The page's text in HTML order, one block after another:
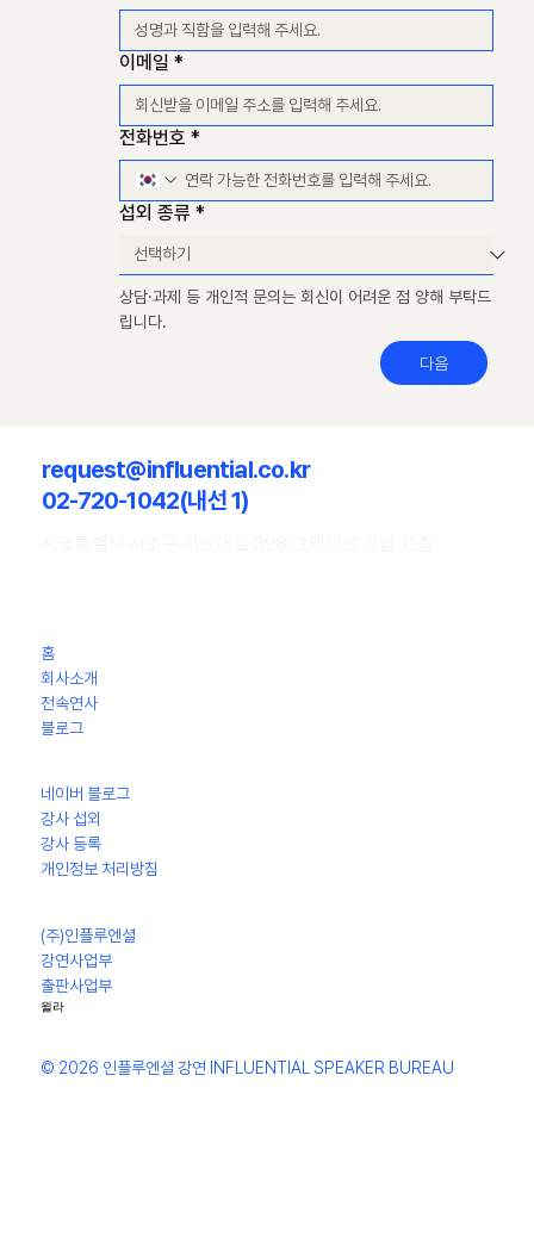
이메일 *
전화번호 *
섭외 종류 *
상담·과제 등 개인적 문의는 회신이 어려운 점 양해 부탁드
립니다.
다음
request@influential.co.kr
02-720-1042(내선 1)
홈
회사소개
전속연사
​블로그
네이버 블로그
강사 섭외
강사 등록
개인정보 처리방침
(주)인플루엔셜
강연사업부
출판사업부
윌라
© 2026 인플루엔셜 강연 INFLUENTIAL SPEAKER BUREAU